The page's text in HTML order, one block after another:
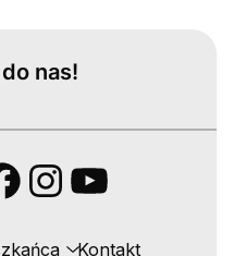
do nas!
Facebook
Instagram
YouTube
Kontakt